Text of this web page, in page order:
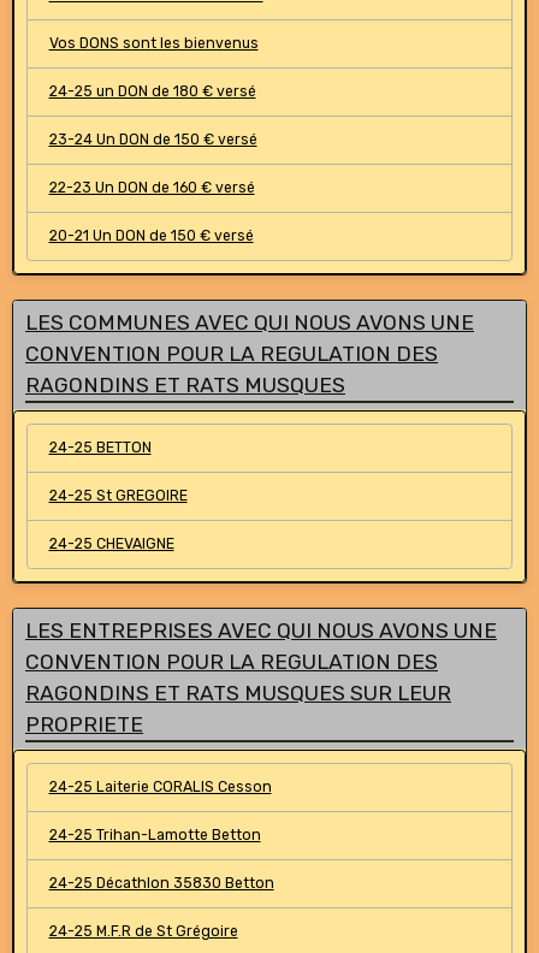
Vos DONS sont les bienvenus
24-25 un DON de 180 € versé
23-24 Un DON de 150 € versé
22-23 Un DON de 160 € versé
20-21 Un DON de 150 € versé
LES COMMUNES AVEC QUI NOUS AVONS UNE
CONVENTION POUR LA REGULATION DES
RAGONDINS ET RATS MUSQUES
24-25 BETTON
24-25 St GREGOIRE
24-25 CHEVAIGNE
LES ENTREPRISES AVEC QUI NOUS AVONS UNE
CONVENTION POUR LA REGULATION DES
RAGONDINS ET RATS MUSQUES SUR LEUR
PROPRIETE
24-25 Laiterie CORALIS Cesson
24-25 Trihan-Lamotte Betton
24-25 Décathlon 35830 Betton
24-25 M.F.R de St Grégoire